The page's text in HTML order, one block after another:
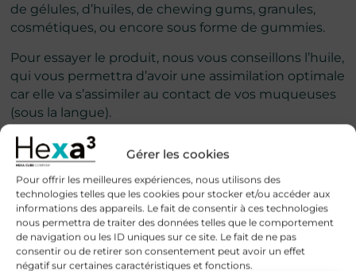
Gérer les cookies
Pour offrir les meilleures expériences, nous utilisons des
technologies telles que les cookies pour stocker et/ou accéder aux
informations des appareils. Le fait de consentir à ces technologies
nous permettra de traiter des données telles que le comportement
de navigation ou les ID uniques sur ce site. Le fait de ne pas
consentir ou de retirer son consentement peut avoir un effet
négatif sur certaines caractéristiques et fonctions.
de gélules, d’huiles, de chewing gums, granules,
cosmétiques, ou encore sous forme de gummies.
Pour essayer le produit, nous vous conseillons l’huile,
qui vous permettra d’avoir une assimilation optimale
car elle va s’assimiler au contact de vos muqueuses
(sous la langue).
Il faut garder l’huile entre
sous la langue
afin qu’elle agisse correctement.
Les effets surviennent environ 15 à 30 minutes
après la prise.
Si vous souhaitez des résultats plus élevés, nos
complexes en gélules selon vos besoins seront les